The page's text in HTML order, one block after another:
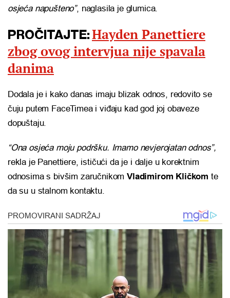
osjeća napušteno”, naglasila je glumica.
PROČITAJTE:Hayden Panettiere
zbog ovog intervjua nije spavala
danima
Dodala je i kako danas imaju blizak odnos, redovito se
čuju putem FaceTimea i viđaju kad god joj obaveze
dopuštaju.
“Ona osjeća moju podršku. Imamo nevjerojatan odnos”,
rekla je Panettiere, ističući da je i dalje u korektnim
odnosima s bivšim zaručnikomVladimirom Kličkom te
da su u stalnom kontaktu.